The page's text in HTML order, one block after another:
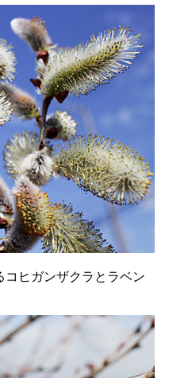
ヒガンザクラとラベン